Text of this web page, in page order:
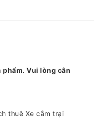
Vui lòng cân
thuê Xe cắm trại